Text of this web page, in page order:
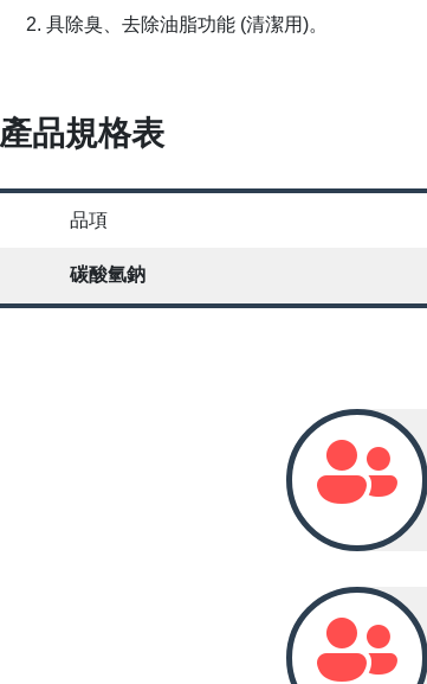
具除臭、去除油脂功能 (清潔用)。
產品規格表
品項
碳酸氫鈉